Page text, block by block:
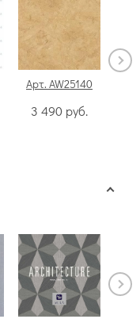
Арт. AW25140
3 490 руб.